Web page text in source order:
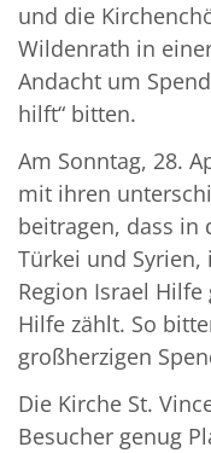
und die
Wildenrath in
Andacht um
hilft“ bitten.
Am Sonntag, 28.
mit ihren
beitragen, dass in
Türkei und
Region Israel
Hilfe zählt. So
großherzigen
Die Kirche St.
Besucher genug